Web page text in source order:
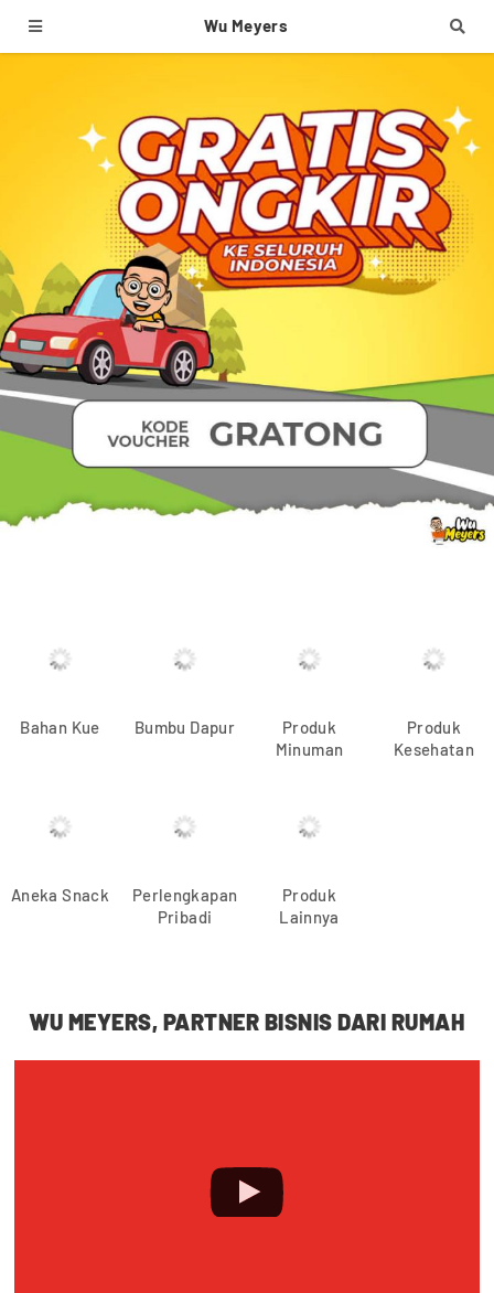
Wu Meyers
Bahan Kue Bumbu Dapur
Produk
Minuman
Produk
Kesehatan
Aneka Snack
Perlengkapan
Pribadi
Produk
Lainnya
WU MEYERS, PARTNER BISNIS DARI RUMAH